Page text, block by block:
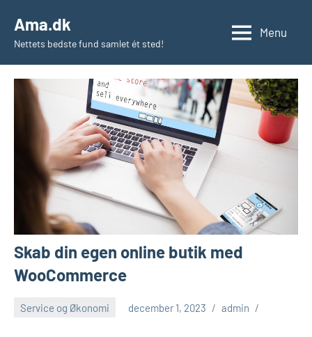
indhold
Ama.dk
Nettets bedste fund samlet ét sted!
Menu
Skab din egen online butik med
WooCommerce
Service og Økonomi december 1, 2023 admin